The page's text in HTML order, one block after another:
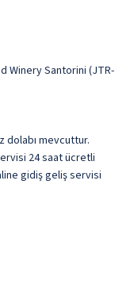
Winery Santorini (JTR-
dolabı mevcuttur.
24 saat ücretli
gidiş geliş servisi